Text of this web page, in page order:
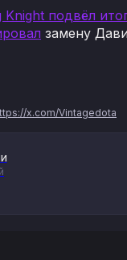
Knight подвёл
замену
x.com/Vintagedota